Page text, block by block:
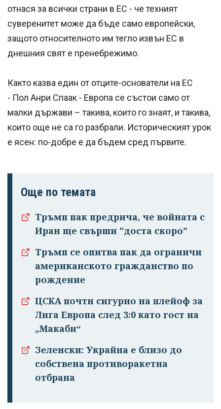
отнася за всички страни в ЕС - че техният
суверенитет може да бъде само европейски,
защото относителното им тегло извън ЕС в
днешния свят е пренебрежимо.
Както казва един от отците-основатели на ЕС
- Пол Анри Спаак - Европа се състои само от
малки държави – такива, които го знаят, и такива,
които още не са го разбрали. Историческият урок
е ясен: по-добре е да бъдем сред първите.
Още по темата
Тръмп пак предрича, че войната с
Иран ще свърши "доста скоро"
Тръмп се опитва пак да ограничи
американското гражданство по
рождение
ЦСКА почти сигурно на плейоф за
Лига Европа след 3:0 като гост на
„Макаби“
Зеленски: Украйна е близо до
собствена противоракетна
отбрана